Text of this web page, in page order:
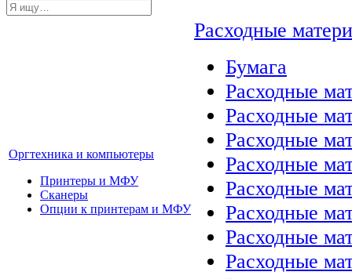
Оргтехника и компьютеры
Принтеры и МФУ
Сканеры
Опции к принтерам и МФУ
Расходные
Бумага
Расходные
Расходные
Расходные
Расходные
Расходные
Расходные
Расходные
Расходные